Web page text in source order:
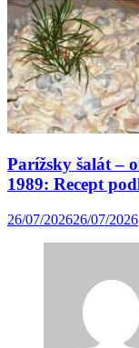
Parížsky šalát –
1989: Recept
26/07/202626/07/2026